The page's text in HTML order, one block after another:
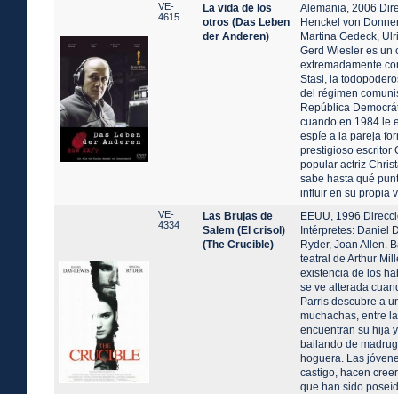
VE-
4615
La vida de los
otros (Das Leben
der Anderen)
Alemania, 2006
Henckel von
Martina Gedeck,
Gerd Wiesler es un
extremadamente
Stasi, la
del régimen
República
cuando en 1984 le
espíe a la pareja
prestigioso escritor
popular actriz
sabe hasta qué
influir en su propia
VE-
4334
Las Brujas de
Salem (El crisol)
(The Crucible)
EEUU, 1996
Intérpretes: Daniel
Ryder, Joan Allen.
teatral de Arthur
existencia de los
se ve alterada
Parris descubre a
muchachas, entre
encuentran su hija
bailando de
hoguera. Las
castigo, hacen
que han sido